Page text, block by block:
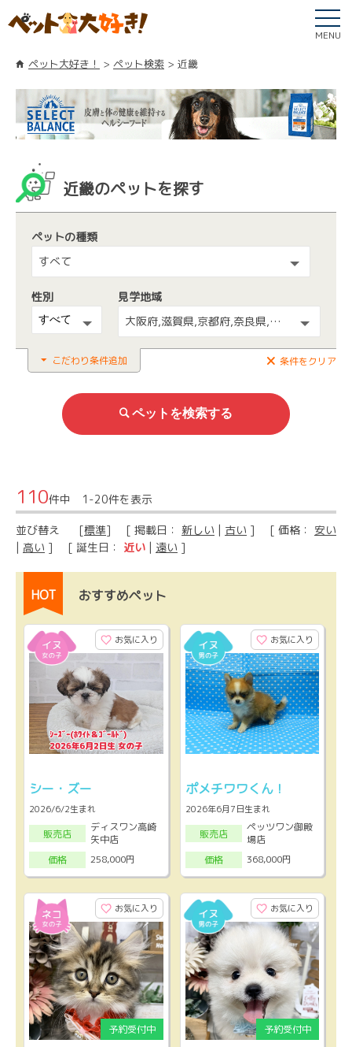
MENU
ペット大好き！ ペット検索 近畿
近畿のペットを探す
ペットの種類
すべて
性別
見学地域
大阪府,滋賀県,京都府,奈良県,兵庫県,和歌山県
こだわり条件追加 条件をクリア
110件中 1-20件を表示
並び替え [標準] [ 掲載日： 新しい | 古い ] [ 価格： 安い
| 高い ] [ 誕生日： 近い | 遠い ]
HOT おすすめペット
お気に入り
シー・ズー
2026/6/2生まれ
販売店
ディスワン高崎
矢中店
価格
258,000円
お気に入り
ポメチワワくん！
2026年6月7日生まれ
販売店
ペッツワン御殿
場店
価格
368,000円
お気に入り お気に入り